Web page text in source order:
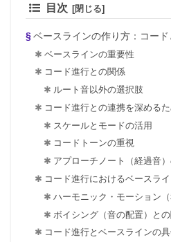
目次
ベースラインの作り方：コー
ベースラインの重要性
コード進行との関係
ルート音以外の選択肢
コード進行との連携を深める
スケールとモードの活用
コードトーンの重視
アプローチノート（経過音
コード進行におけるベースラ
ハーモニック・モーション（
ボイシング（音の配置）と
コード進行とベースラインの